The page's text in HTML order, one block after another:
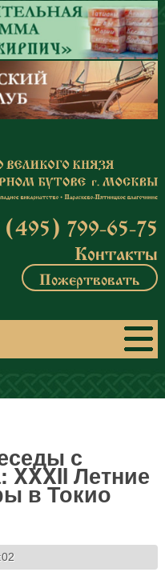
(495) 799-65-75
Контакты
Пожертвовать
с
Летние
в Токио